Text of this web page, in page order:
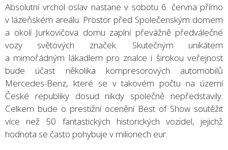
Absolutní vrchol oslav nastane v sobotu 6. června přímo
v lázeňském areálu. Prostor před Společenským domem
a okolí Jurkovičova domu zaplní převážně předválečné
vozy světových značek. Skutečným unikátem
a mimořádným lákadlem pro znalce i širokou veřejnost
bude účast několika kompresorových automobilů
Mercedes-Benz, které se v takovém počtu na území
České republiky dosud nikdy společně nepředstavily.
Celkem bude o prestižní ocenění Best of Show soutěžit
více než 50 fantastických historických vozidel, jejichž
hodnota se často pohybuje v milionech eur.